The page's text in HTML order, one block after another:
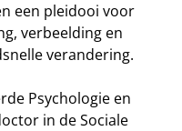
een pleidooi voor
verbeelding en
verandering.
Psychologie en
in de Sociale